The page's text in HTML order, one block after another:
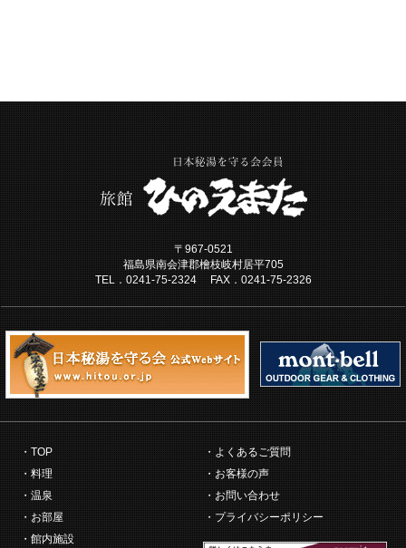
〒967-0521
福島県南会津郡檜枝岐村居平705
TEL．0241-75-2324 FAX．0241-75-2326
TOP
料理
温泉
お部屋
館内施設
よくあるご質問
お客様の声
お問い合わせ
プライバシーポリシー